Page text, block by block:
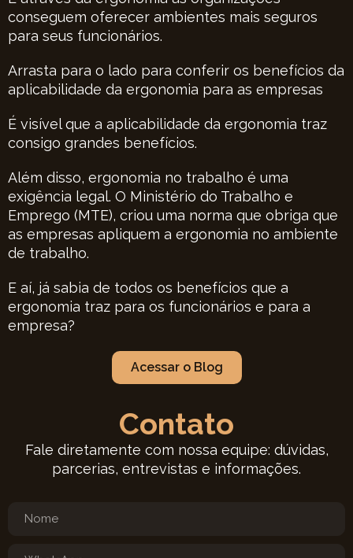
conseguem oferecer ambientes mais seguros
para seus funcionários.
Arrasta para o lado para conferir os benefícios da
aplicabilidade da ergonomia para as empresas
É visível que a aplicabilidade da ergonomia traz
consigo grandes benefícios.
Além disso, ergonomia no trabalho é uma
exigência legal. O Ministério do Trabalho e
Emprego (MTE), criou uma norma que obriga que
as empresas apliquem a ergonomia no ambiente
de trabalho.
E aí, já sabia de todos os benefícios que a
ergonomia traz para os funcionários e para a
empresa?
Acessar o Blog
Contato
Fale diretamente com nossa equipe: dúvidas,
parcerias, entrevistas e informações.